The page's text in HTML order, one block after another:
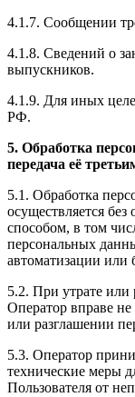
4.1.7. Сообщении
4.1.8. Сведений о
выпускников.
4.1.9. Для иных
РФ.
5. Обработка
передача её
5.1. Обработка
осуществляется
способом, в том
персональных
автоматизации или
5.2. При утрате
Оператор вправе
или разглашении
5.3. Оператор
технические меры
Пользователя от